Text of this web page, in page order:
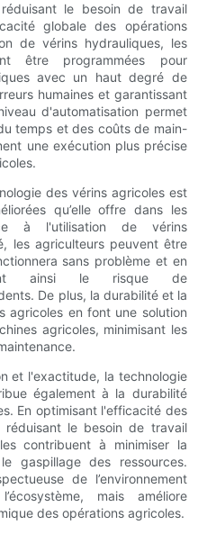
le besoin de travail
globale des opérations
de vérins hydrauliques, les
être programmées pour
avec un haut degré de
humaines et garantissant
d'automatisation permet
temps et des coûts de main-
une exécution plus précise
des vérins agricoles est
qu’elle offre dans les
à l'utilisation de vérins
les agriculteurs peuvent être
sans problème et en
ainsi le risque de
De plus, la durabilité et la
agricoles en font une solution
agricoles, minimisant les
et l'exactitude, la technologie
également à la durabilité
En optimisant l'efficacité des
le besoin de travail
contribuent à minimiser la
gaspillage des ressources.
de l’environnement
mais améliore
des opérations agricoles.